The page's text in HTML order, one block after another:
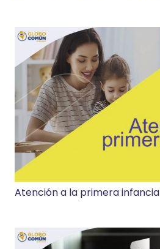
Atención a la primera infancia